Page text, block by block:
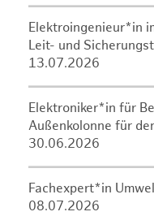
Elektroingenieur*in
Leit- und
13.07.2026
Elektroniker*in für
Außenkolonne für
30.06.2026
Fachexpert*in
08.07.2026